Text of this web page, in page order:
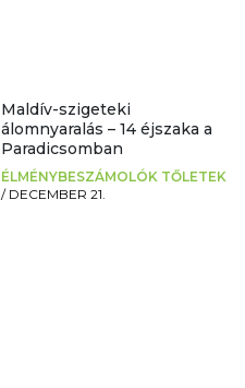
Maldív-szigeteki
álomnyaralás – 14 éjszaka a
Paradicsomban
ÉLMÉNYBESZÁMOLÓK TŐLETEK
/ DECEMBER 21.